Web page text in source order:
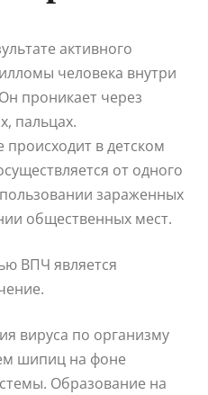
активного
человека внутри
проникает через
пальцах.
в детском
от одного
зараженных
общественных мест.
ВПЧ является
вируса по организму
шипиц на фоне
Образование на